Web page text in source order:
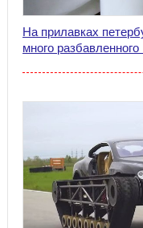
На прилавках
много